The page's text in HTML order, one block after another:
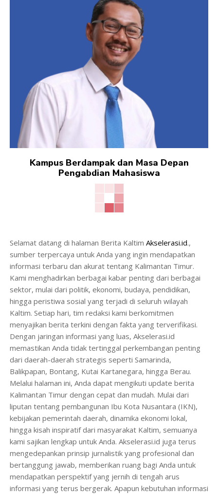
Kampus Berdampak dan Masa Depan
Pengabdian Mahasiswa
Selamat datang di halaman Berita Kaltim Akselerasi.id.,
sumber terpercaya untuk Anda yang ingin mendapatkan
informasi terbaru dan akurat tentang Kalimantan Timur.
Kami menghadirkan berbagai kabar penting dari berbagai
sektor, mulai dari politik, ekonomi, budaya, pendidikan,
hingga peristiwa sosial yang terjadi di seluruh wilayah
Kaltim. Setiap hari, tim redaksi kami berkomitmen
menyajikan berita terkini dengan fakta yang terverifikasi.
Dengan jaringan informasi yang luas, Akselerasi.id
memastikan Anda tidak tertinggal perkembangan penting
dari daerah-daerah strategis seperti Samarinda,
Balikpapan, Bontang, Kutai Kartanegara, hingga Berau.
Melalui halaman ini, Anda dapat mengikuti update berita
Kalimantan Timur dengan cepat dan mudah. Mulai dari
liputan tentang pembangunan Ibu Kota Nusantara (IKN),
kebijakan pemerintah daerah, dinamika ekonomi lokal,
hingga kisah inspiratif dari masyarakat Kaltim, semuanya
kami sajikan lengkap untuk Anda. Akselerasi.id juga terus
mengedepankan prinsip jurnalistik yang profesional dan
bertanggung jawab, memberikan ruang bagi Anda untuk
mendapatkan perspektif yang jernih di tengah arus
informasi yang terus bergerak. Apapun kebutuhan informasi